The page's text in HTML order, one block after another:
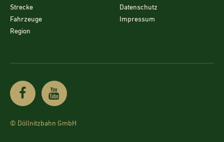
Strecke
Fahrzeuge
Region
Datenschutz
Impressum
© Döllnitzbahn GmbH